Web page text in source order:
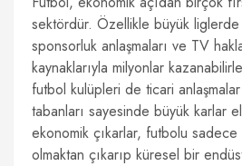
sektördür. Özellikle büyük
sponsorluk anlaşmaları ve TV
kaynaklarıyla milyonlar
futbol kulüpleri de ticari
tabanları sayesinde büyük karlar
ekonomik çıkarlar, futbolu
olmaktan çıkarıp küresel bir